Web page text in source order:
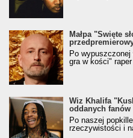
Małpa "Święte
Po wypuszczonej
gra w kości" raper
Wiz Khalifa
oddanych fanów
Po naszej
rzeczywistości i